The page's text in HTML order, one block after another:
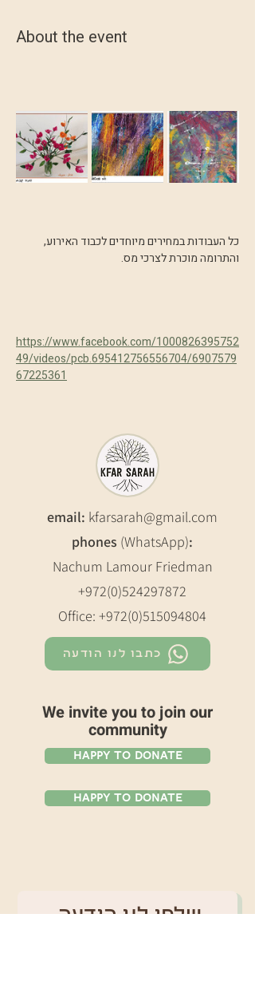
About the event
כל העבודות במחירים מיוחדים לכבוד האירוע,
והתרומה מוכרת לצרכי מס.
https://www.facebook.com/1000826395752
49/videos/pcb.695412756556704/6907579
67225361
email: kfarsarah@gmail.com
phones (WhatsApp):
Nachum Lamour Friedman
+972(0)524297872
Office: +972(0)515094804
כתבו לנו הודעה
We invite you to join our
community
Happy To Donate
Happy To Donate
שלחו לנו הודעה